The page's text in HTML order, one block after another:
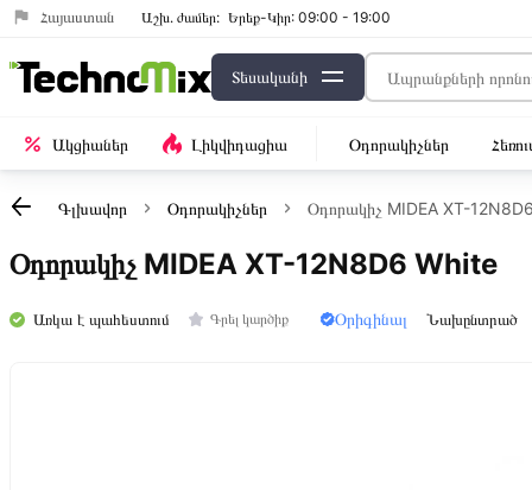
Հայաստան Աշխ․ ժամեր: Երեք-Կիր: 09:00 - 19:00
Տեսականի
Ակցիաներ Լիկվիդացիա Օդորակիչներ
Գլխավոր Օդորակիչներ Օդորակիչ MIDEA XT-
Օդորակիչ MIDEA XT-12N8D6 White
Առկա է պահեստում Գրել կարծիք Օրիգինալ Նախընտրած